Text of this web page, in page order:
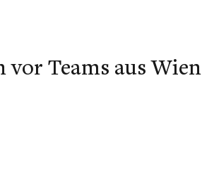
vor Teams aus Wien